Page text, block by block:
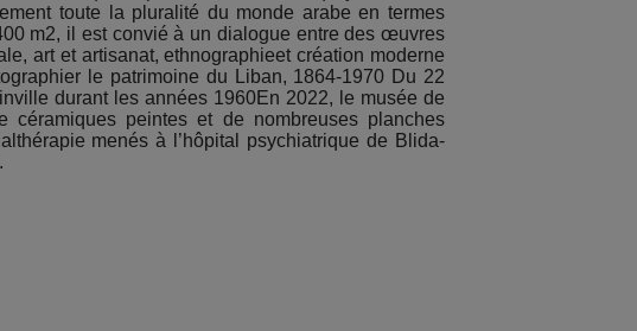
toute la pluralité du monde arabe en termes
m2, il est convié à un dialogue entre des œuvres
art et artisanat, ethnographieet création moderne
le patrimoine du Liban, 1864-1970 Du 22
durant les années 1960En 2022, le musée de
céramiques peintes et de nombreuses planches
menés à l’hôpital psychiatrique de Blida-